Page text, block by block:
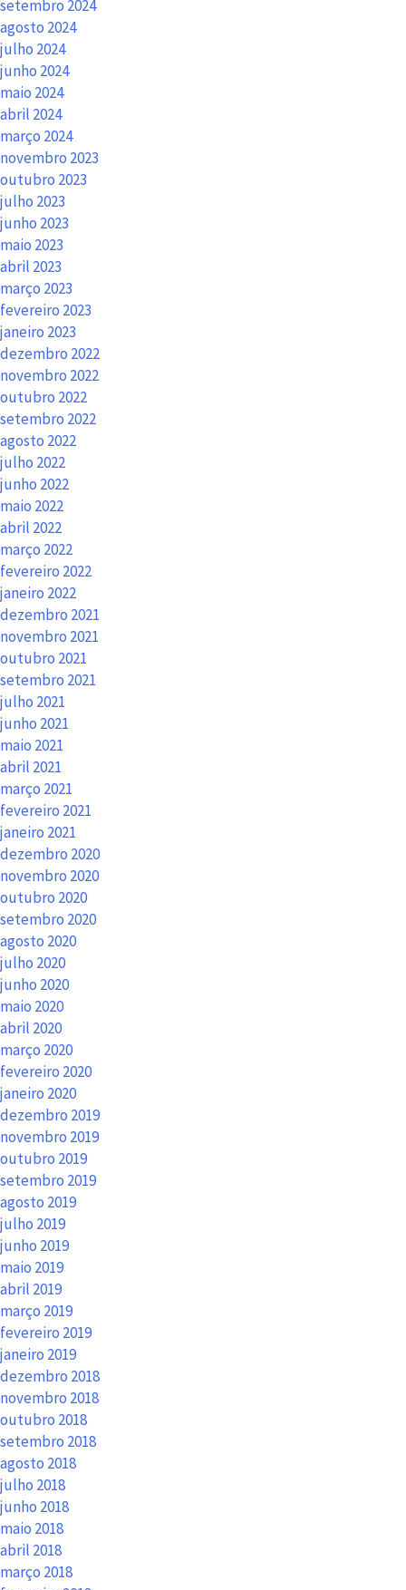
setembro 2024
agosto 2024
julho 2024
junho 2024
maio 2024
abril 2024
março 2024
novembro 2023
outubro 2023
julho 2023
junho 2023
maio 2023
abril 2023
março 2023
fevereiro 2023
janeiro 2023
dezembro 2022
novembro 2022
outubro 2022
setembro 2022
agosto 2022
julho 2022
junho 2022
maio 2022
abril 2022
março 2022
fevereiro 2022
janeiro 2022
dezembro 2021
novembro 2021
outubro 2021
setembro 2021
julho 2021
junho 2021
maio 2021
abril 2021
março 2021
fevereiro 2021
janeiro 2021
dezembro 2020
novembro 2020
outubro 2020
setembro 2020
agosto 2020
julho 2020
junho 2020
maio 2020
abril 2020
março 2020
fevereiro 2020
janeiro 2020
dezembro 2019
novembro 2019
outubro 2019
setembro 2019
agosto 2019
julho 2019
junho 2019
maio 2019
abril 2019
março 2019
fevereiro 2019
janeiro 2019
dezembro 2018
novembro 2018
outubro 2018
setembro 2018
agosto 2018
julho 2018
junho 2018
maio 2018
abril 2018
março 2018